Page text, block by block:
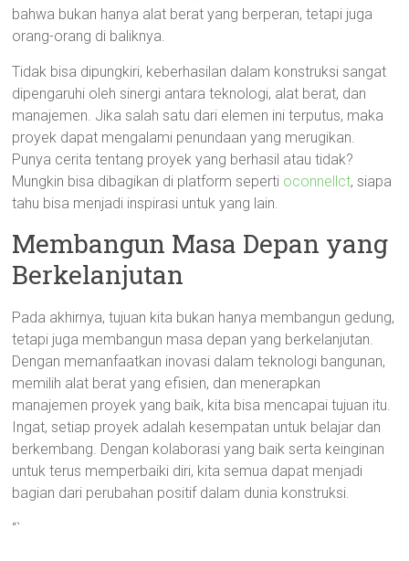
bahwa bukan hanya alat berat yang berperan, tetapi juga
orang-orang di baliknya.
Tidak bisa dipungkiri, keberhasilan dalam konstruksi sangat
dipengaruhi oleh sinergi antara teknologi, alat berat, dan
manajemen. Jika salah satu dari elemen ini terputus, maka
proyek dapat mengalami penundaan yang merugikan.
Punya cerita tentang proyek yang berhasil atau tidak?
Mungkin bisa dibagikan di platform seperti oconnellct, siapa
tahu bisa menjadi inspirasi untuk yang lain.
Membangun Masa Depan yang
Berkelanjutan
Pada akhirnya, tujuan kita bukan hanya membangun gedung,
tetapi juga membangun masa depan yang berkelanjutan.
Dengan memanfaatkan inovasi dalam teknologi bangunan,
memilih alat berat yang efisien, dan menerapkan
manajemen proyek yang baik, kita bisa mencapai tujuan itu.
Ingat, setiap proyek adalah kesempatan untuk belajar dan
berkembang. Dengan kolaborasi yang baik serta keinginan
untuk terus memperbaiki diri, kita semua dapat menjadi
bagian dari perubahan positif dalam dunia konstruksi.
“`